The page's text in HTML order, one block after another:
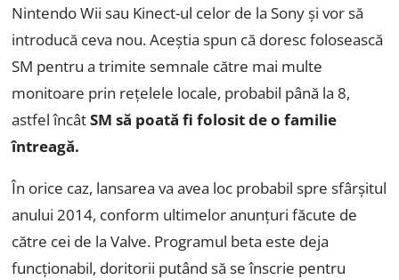
Nintendo Wii sau Kinect-ul celor de la Sony și vor să
introducă ceva nou. Aceștia spun că doresc folosească
SM pentru a trimite semnale către mai multe
monitoare prin rețelele locale, probabil până la 8,
astfel încâtSM să poată fi folosit de o familie
întreagă.
În orice caz, lansarea va avea loc probabil spre sfârșitul
anului 2014, conform ultimelor anunțuri făcute de
către cei de la Valve. Programul beta este deja
funcționabil, doritorii putând să se înscrie pentru